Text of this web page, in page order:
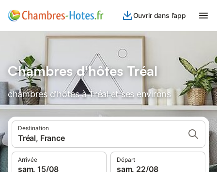
Ouvrir dans l’app
Chambres d'hôtes Tréal
chambres d'hôtes à Tréal et ses environs
Destination
Tréal, France
Arrivée
sam. 15/08
Départ
sam. 22/08